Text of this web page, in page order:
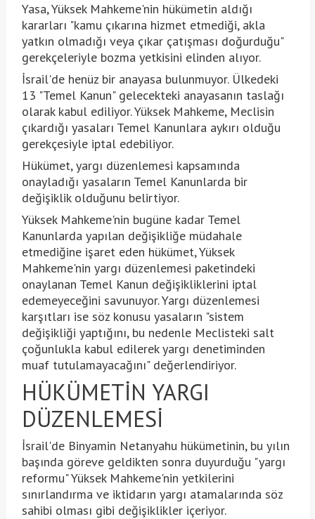
Yasa, Yüksek Mahkeme'nin hükümetin aldığı
kararları "kamu çıkarına hizmet etmediği, akla
yatkın olmadığı veya çıkar çatışması doğurduğu"
gerekçeleriyle bozma yetkisini elinden alıyor.
İsrail'de henüz bir anayasa bulunmuyor. Ülkedeki
13 "Temel Kanun" gelecekteki anayasanın taslağı
olarak kabul ediliyor. Yüksek Mahkeme, Meclisin
çıkardığı yasaları Temel Kanunlara aykırı olduğu
gerekçesiyle iptal edebiliyor.
Hükümet, yargı düzenlemesi kapsamında
onayladığı yasaların Temel Kanunlarda bir
değişiklik olduğunu belirtiyor.
Yüksek Mahkeme'nin bugüne kadar Temel
Kanunlarda yapılan değişikliğe müdahale
etmediğine işaret eden hükümet, Yüksek
Mahkeme'nin yargı düzenlemesi paketindeki
onaylanan Temel Kanun değişikliklerini iptal
edemeyeceğini savunuyor. Yargı düzenlemesi
karşıtları ise söz konusu yasaların "sistem
değişikliği yaptığını, bu nedenle Meclisteki salt
çoğunlukla kabul edilerek yargı denetiminden
muaf tutulamayacağını" değerlendiriyor.
HÜKÜMETİN YARGI
DÜZENLEMESİ
İsrail'de Binyamin Netanyahu hükümetinin, bu yılın
başında göreve geldikten sonra duyurduğu "yargı
reformu" Yüksek Mahkeme'nin yetkilerini
sınırlandırma ve iktidarın yargı atamalarında söz
sahibi olması gibi değişiklikler içeriyor.